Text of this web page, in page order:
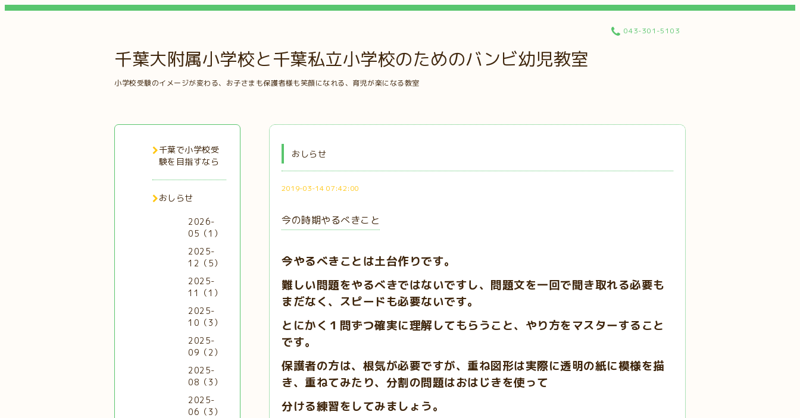
千葉大附属小学校と千葉私立小学校のためのバンビ幼児教室
小学校受験のイメージが変わる、お子さまも保護者様も笑顔になれる、育児が楽になる教室
043-301-5103
おしらせ
2019-03-14 07:42:00
今の時期やるべきこと
今やるべきことは土台作りです。
難しい問題をやるべきではないですし、問題文を一回で聞き取れる必要も
まだなく、スピードも必要ないです。
とにかく１問ずつ確実に理解してもらうこと、やり方をマスターすること
です。
保護者の方は、根気が必要ですが、重ね図形は実際に透明の紙に模様を描
き、重ねてみたり、分割の問題はおはじきを使って
分ける練習をしてみましょう。
千葉で小学校受
験を目指すなら
おしらせ
2026-
05（1）
2025-
12（5）
2025-
11（1）
2025-
10（3）
2025-
09（2）
2025-
08（3）
2025-
06（3）